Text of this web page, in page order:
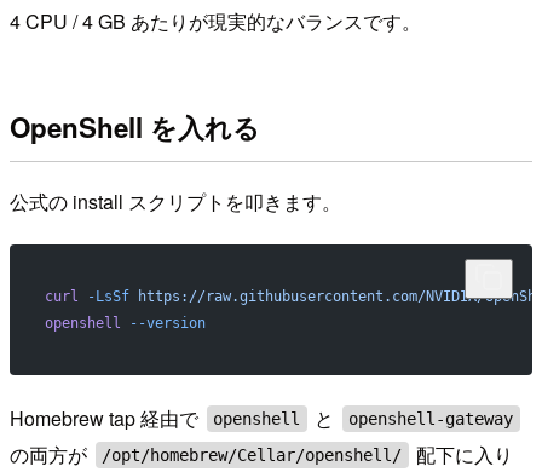
4 CPU / 4 GB あたりが現実的なバランスです。
OpenShell を入れる
公式の install スクリプトを叩きます。
curl -LsSf https://raw.githubusercontent.com/NVIDIA/
openshell --version
Homebrew tap 経由で openshell と openshell-gateway
の両方が /opt/homebrew/Cellar/openshell/
配下に入り